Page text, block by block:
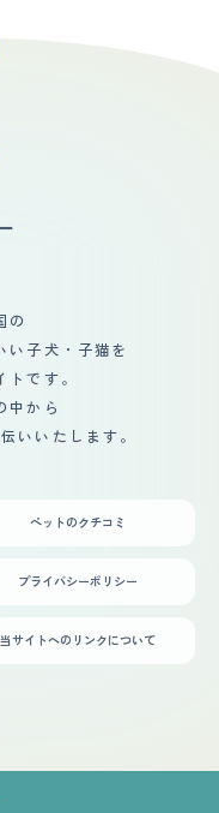
の
い子犬・子猫を
です。
中から
いいたします。
ペットのクチコミ
プライバシーポリシー
当サイトへのリンクについて